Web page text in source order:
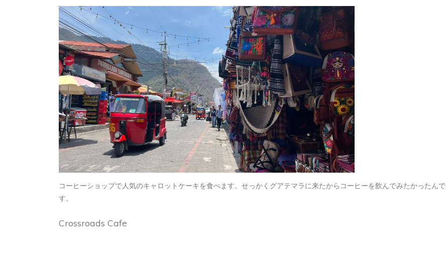
コーヒーショップで人気のキャロットケーキを食べます。せっかくグアテマラに来たからコーヒーを飲んでみたかったんで
す。
Crossroads Cafe